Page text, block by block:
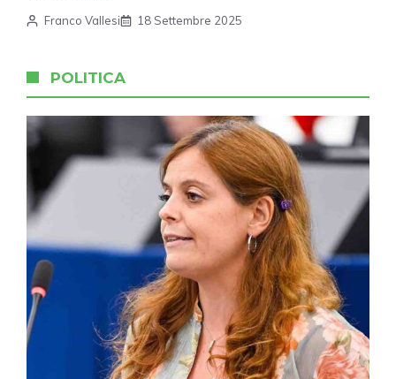
Franco Vallesi 18 Settembre 2025
POLITICA